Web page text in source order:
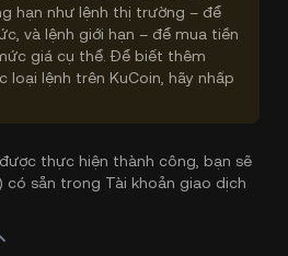
hạn như lệnh thị trường – để
và lệnh giới hạn – để mua tiền
giá cụ thể. Để biết thêm
loại lệnh trên KuCoin, hãy nhấp
thực hiện thành công, bạn sẽ
có sẵn trong Tài khoản giao dịch